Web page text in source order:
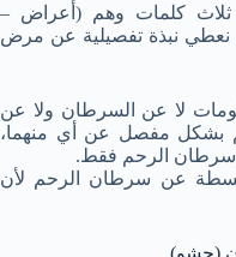
ثلاث كلمات وهم (أعراض –
نبذة تفصيلية عن مرض
معلومات لا عن السرطان ولا عن
بشكل مفصل عن أي منهما،
سرطان الرحم فقط.
عن سرطان الرحم لأن